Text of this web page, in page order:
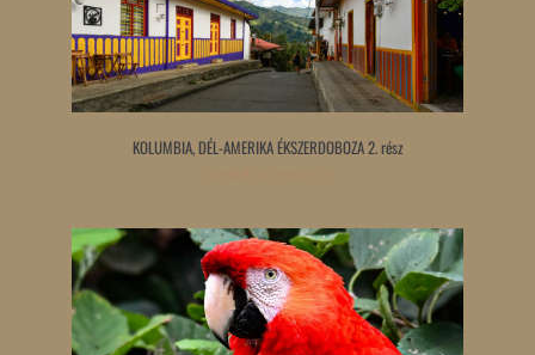
KOLUMBIA, DÉL-AMERIKA ÉKSZERDOBOZA 2. rész